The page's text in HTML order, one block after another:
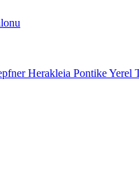
Herakleia Pontike Yerel